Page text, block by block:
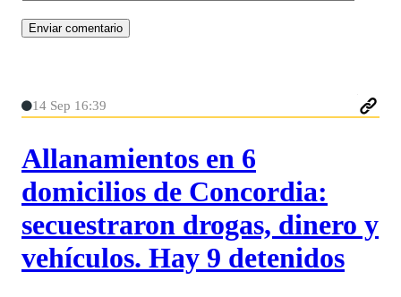
14 Sep 16:39
Allanamientos en 6
domicilios de Concordia:
secuestraron drogas, dinero y
vehículos. Hay 9 detenidos